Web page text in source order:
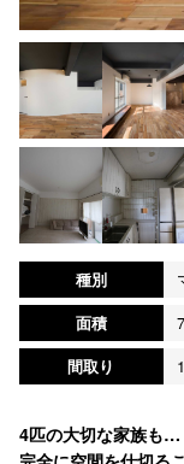
種別
面積
間取り
4匹の大切な家族も…